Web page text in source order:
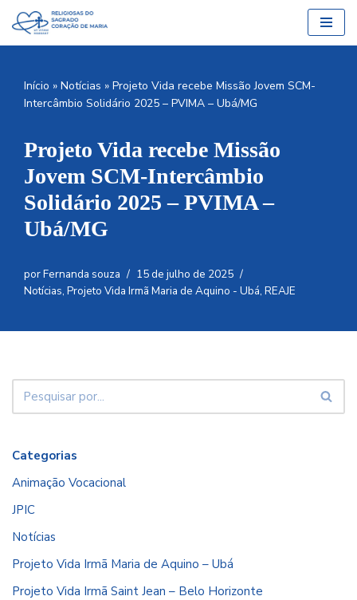
Pular
conteúdo
Início » Notícias » Projeto Vida recebe Missão Jovem SCM-
Intercâmbio Solidário 2025 – PVIMA – Ubá/MG
Projeto Vida recebe Missão
Jovem SCM-Intercâmbio
Solidário 2025 – PVIMA –
Ubá/MG
porFernanda souza
15 de julho de 2025
Notícias, Projeto Vida Irmã Maria de Aquino - Ubá, REAJE
Categorias
Animação Vocacional
JPIC
Notícias
Projeto Vida Irmã Maria de Aquino – Ubá
Projeto Vida Irmã Saint Jean – Belo Horizonte